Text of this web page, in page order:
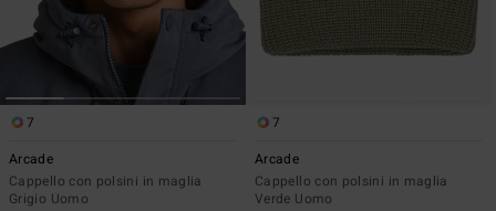
7
Arcade
Cappello con polsini in maglia
Grigio Uomo
7
Arcade
Cappello con polsini in maglia
Verde Uomo